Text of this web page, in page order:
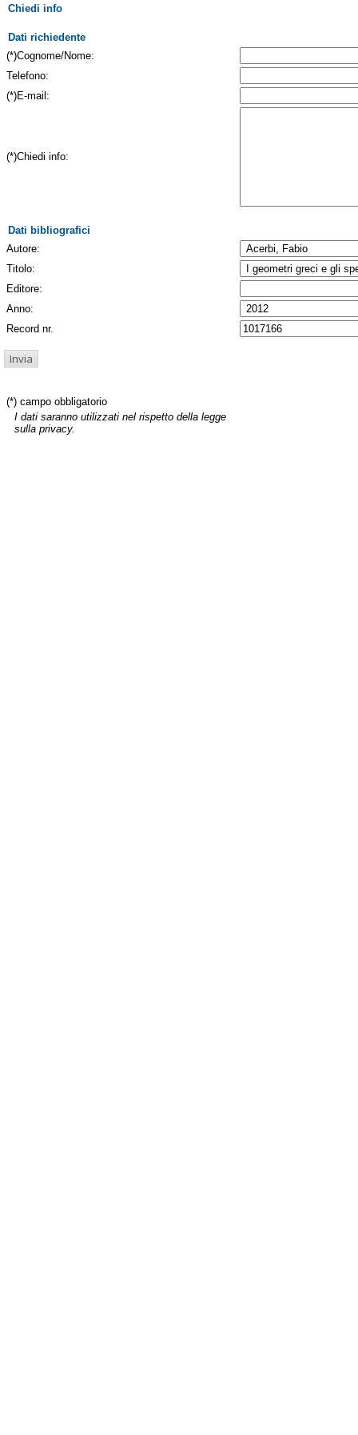
Chiedi info
Dati richiedente
(*)Cognome/Nome:
Telefono:
(*)E-mail:
(*)Chiedi info:
Dati bibliografici
Autore:
Titolo:
Editore:
Anno:
Record nr.
(*) campo obbligatorio
I dati saranno utilizzati nel rispetto della legge
sulla privacy.